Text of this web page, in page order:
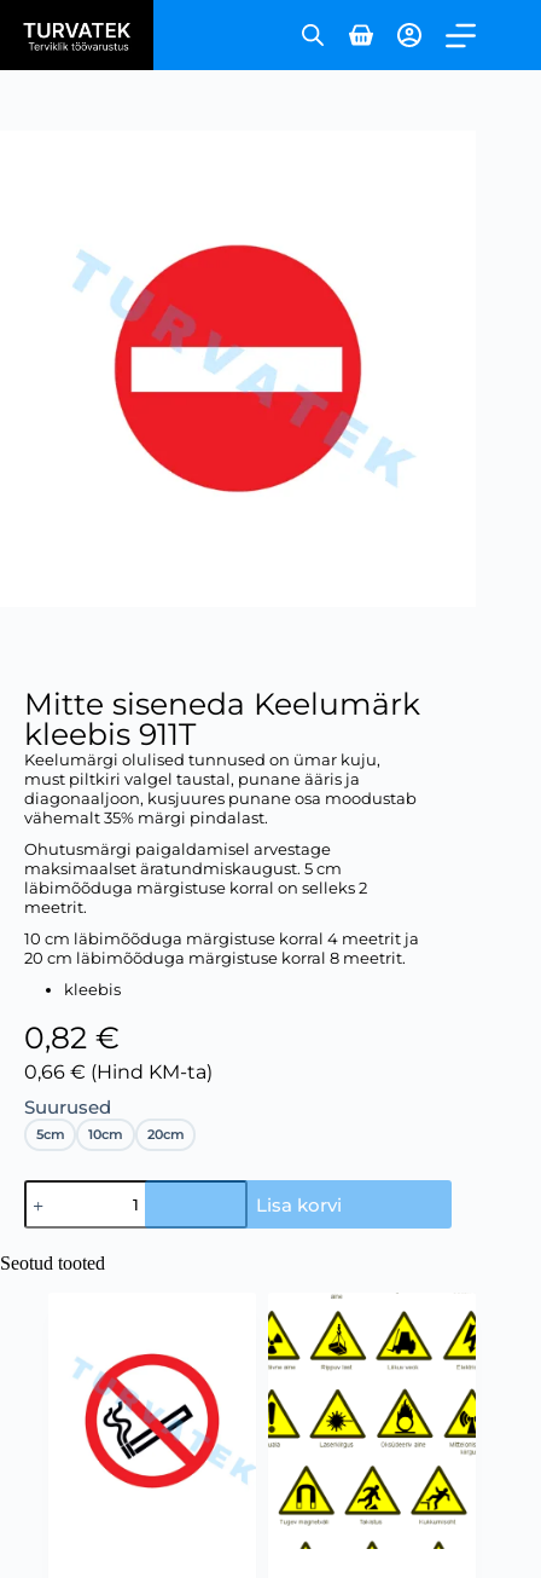
Mitte siseneda Keelumärk
kleebis 911T
Keelumärgi olulised tunnused on ümar kuju,
must piltkiri valgel taustal, punane ääris ja
diagonaaljoon, kusjuures punane osa moodustab
vähemalt 35% märgi pindalast.
Ohutusmärgi paigaldamisel arvestage
maksimaalset äratundmiskaugust. 5 cm
läbimõõduga märgistuse korral on selleks 2
meetrit.
10 cm läbimõõduga märgistuse korral 4 meetrit ja
20 cm läbimõõduga märgistuse korral 8 meetrit.
kleebis
0,82 €
0,66 € (Hind KM-ta)
Suurused
5cm 10cm 20cm
Lisa korvi
Seotud tooted